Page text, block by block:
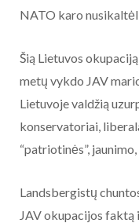
NATO karo
Šią Lietuvos
metų vykdo JAV
Lietuvoje valdžią
konservatoriai,
“patriotinės”,
Landsbergistų
JAV okupacijos